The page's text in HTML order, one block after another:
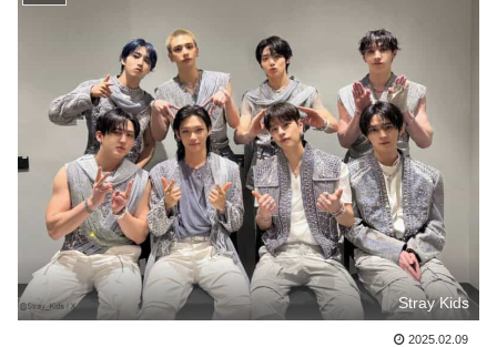
Stray Kids
2025.02.09